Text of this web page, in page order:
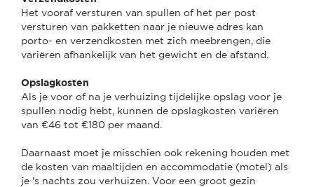
Het vooraf versturen van spullen of het per post
versturen van pakketten naar je nieuwe adres kan
porto- en verzendkosten met zich meebrengen, die
variëren afhankelijk van het gewicht en de afstand.
Opslagkosten
Als je voor of na je verhuizing tijdelijke opslag voor je
spullen nodig hebt, kunnen de opslagkosten variëren
van €46 tot €180 per maand.
Daarnaast moet je misschien ook rekening houden met
de kosten van maaltijden en accommodatie (motel) als
je 's nachts zou verhuizen. Voor een groot gezin